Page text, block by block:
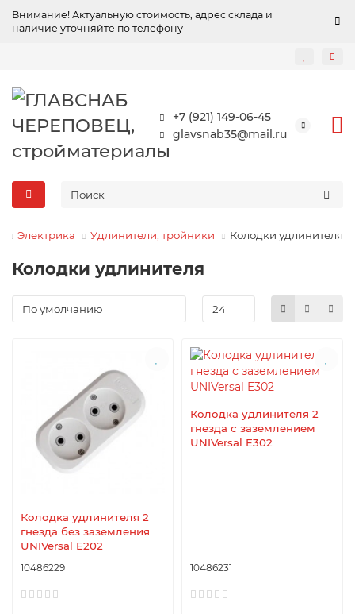
Внимание! Актуальную стоимость, адрес склада и
наличие уточняйте по телефону
+7 (921) 149-06-45
glavsnab35@mail.ru
Электрика Удлинители, тройники Колодки удлинителя
Колодки удлинителя
Колодка удлинителя 2
гнезда без заземления
UNIVersal E202
10486229
Колодка удлинителя 2
гнезда с заземлением
UNIVersal E302
10486231